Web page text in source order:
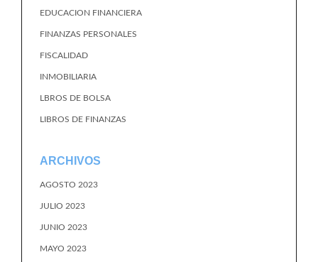
EDUCACION FINANCIERA
FINANZAS PERSONALES
FISCALIDAD
INMOBILIARIA
LBROS DE BOLSA
LIBROS DE FINANZAS
ARCHIVOS
AGOSTO 2023
JULIO 2023
JUNIO 2023
MAYO 2023